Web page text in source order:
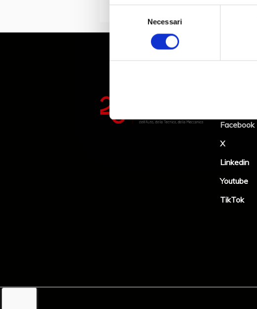
consenso
Necessari
Facebook
X
Linkedin
Youtube
TikTok